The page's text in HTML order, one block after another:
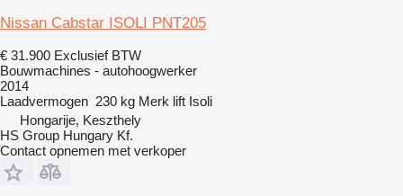
Nissan Cabstar ISOLI PNT205
€ 31.900 Exclusief BTW
Bouwmachines - autohoogwerker
2014
Laadvermogen 230 kg Merk lift Isoli
Hongarije, Keszthely
HS Group Hungary Kf.
Contact opnemen met verkoper